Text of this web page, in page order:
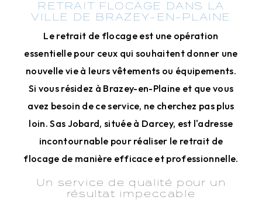
RETRAIT FLOCAGE DANS LA
VILLE DE BRAZEY-EN-PLAINE
Le retrait de flocage est une opération
essentielle pour ceux qui souhaitent donner une
nouvelle vie à leurs vêtements ou équipements.
Si vous résidez à Brazey-en-Plaine et que vous
avez besoin de ce service, ne cherchez pas plus
loin. Sas Jobard, située à Darcey, est l'adresse
incontournable pour réaliser le retrait de
flocage de manière efficace et professionnelle.
Un service de qualité pour un
résultat impeccable